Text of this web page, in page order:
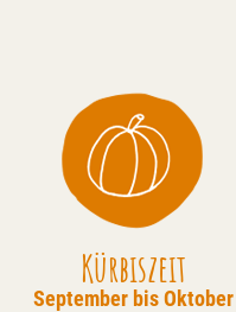
Kürbiszeit
September bis Oktober